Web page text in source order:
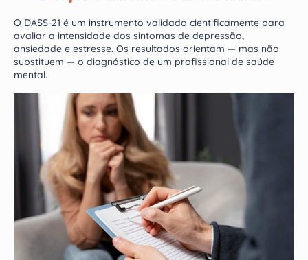
O DASS-21 é um instrumento validado cientificamente para
avaliar a intensidade dos sintomas de depressão,
ansiedade e estresse. Os resultados orientam — mas não
substituem — o diagnóstico de um profissional de saúde
mental.